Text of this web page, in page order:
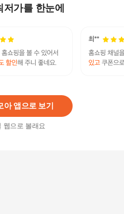
가를 한눈에
아 앱으로 보기
웹으로 볼래요
사이즈 썸머 조끼 쿨 베스트 롱 니